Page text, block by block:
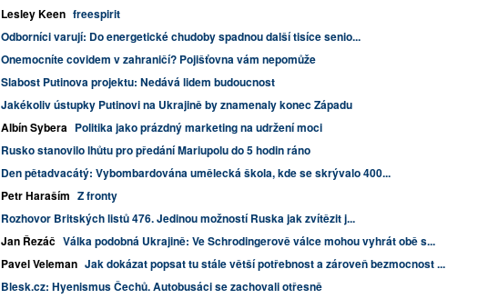
Lesley Keen freespirit
Odborníci varují: Do energetické chudoby spadnou další tisíce senio...
Onemocníte covidem v zahraničí? Pojišťovna vám nepomůže
Slabost Putinova projektu: Nedává lidem budoucnost
Jakékoliv ústupky Putinovi na Ukrajině by znamenaly konec Západu
Albín Sybera Politika jako prázdný marketing na udržení moci
Rusko stanovilo lhůtu pro předání Mariupolu do 5 hodin ráno
Den pětadvacátý: Vybombardována umělecká škola, kde se skrývalo 400...
Petr Haraším Z fronty
Rozhovor Britských listů 476. Jedinou možností Ruska jak zvítězit j...
Jan Řezáč Válka podobná Ukrajině: Ve Schrodingerově válce mohou vyhrát obě s...
Pavel Veleman Jak dokázat popsat tu stále větší potřebnost a zároveň bezmocnost ...
Blesk.cz: Hyenismus Čechů. Autobusáci se zachovali otřesně